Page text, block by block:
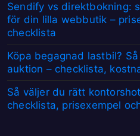
Sendify vs direktbokning:
för din lilla webbutik –
checklista
Köpa begagnad lastbil?
auktion – checklista,
Så väljer du rätt
checklista, prisexempel